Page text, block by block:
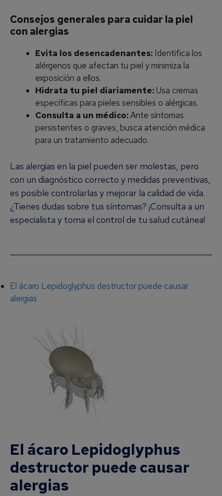
Consejos generales para cuidar la piel
con alergias
Evita los desencadenantes: Identifica los
alérgenos que afectan tu piel y minimiza la
exposición a ellos.
Hidrata tu piel diariamente: Usa cremas
específicas para pieles sensibles o alérgicas.
Consulta a un médico:Ante síntomas
persistentes o graves, busca atención médica
para un tratamiento adecuado.
Las alergias en la piel pueden ser molestas, pero
con un diagnóstico correcto y medidas preventivas,
es posible controlarlas y mejorar la calidad de vida.
¿Tienes dudas sobre tus síntomas? ¡Consulta a un
especialista y toma el control de tu salud cutánea!
El ácaro Lepidoglyphus destructor puede causar
alergias
El ácaro Lepidoglyphus
destructor puede causar
alergias